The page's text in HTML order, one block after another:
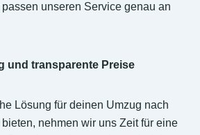
unseren Service genau an
und transparente Preise
Lösung für deinen Umzug nach
nehmen wir uns Zeit für eine